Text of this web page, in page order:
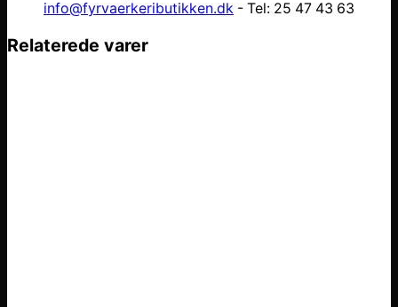
info@fyrvaerkeributikken.dk - Tel: 25 47 43 63
Relaterede varer